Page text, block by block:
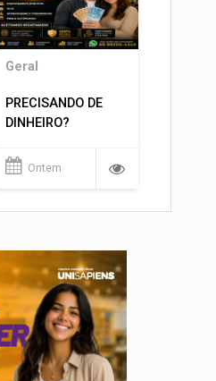
Geral
PRECISANDO DE
DINHEIRO?
Ontem